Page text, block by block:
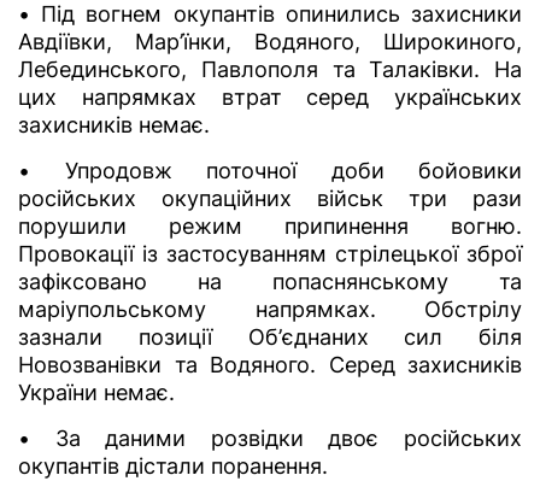
• Під вогнем окупантів опинились захисники
Авдіївки, Мар’їнки, Водяного, Широкиного,
Лебединського, Павлополя та Талаківки. На
цих напрямках втрат серед українських
захисників немає.
• Упродовж поточної доби бойовики
російських окупаційних військ три рази
порушили режим припинення вогню.
Провокації із застосуванням стрілецької зброї
зафіксовано на попаснянському та
маріупольському напрямках. Обстрілу
зазнали позиції Об’єднаних сил біля
Новозванівки та Водяного. Серед захисників
України немає.
• За даними розвідки двоє російських
окупантів дістали поранення.